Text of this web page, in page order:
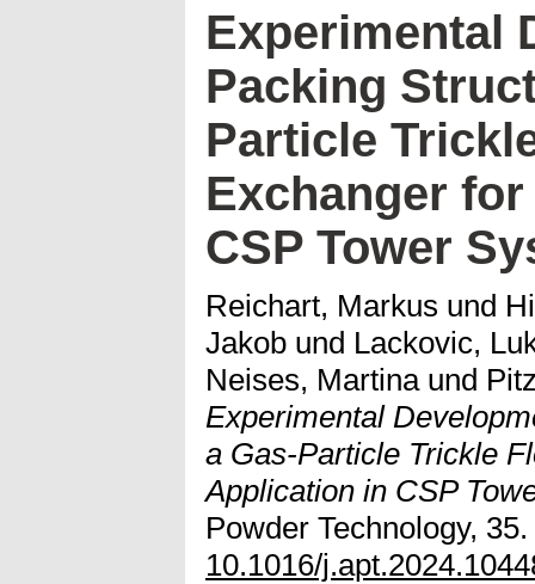
Experimental
Packing
Particle
Exchanger
CSP Tower
Reichart, Markus und
Jakob und Lackovic,
Neises, Martinaund
Experimental
a Gas-Particle Trickle
Application in CSP
Powder Technology,
10.1016/